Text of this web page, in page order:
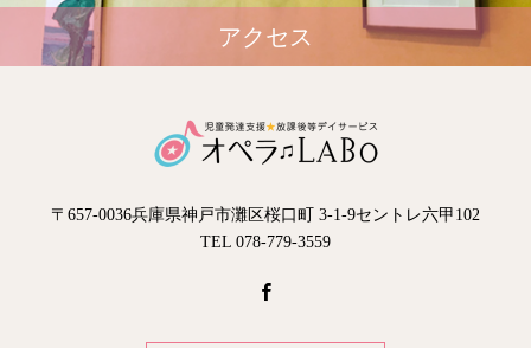
アクセス
〒657-0036兵庫県神戸市灘区桜口町 3-1-9セントレ六甲102
TEL 078-779-3559